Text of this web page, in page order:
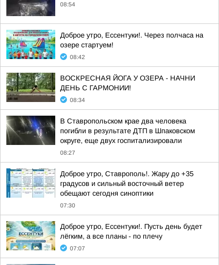
08:54
Доброе утро, Ессентуки!. Через полчаса на
озере стартуем!
08:42
ВОСКРЕСНАЯ ЙОГА У ОЗЕРА - НАЧНИ
ДЕНЬ С ГАРМОНИИ!
08:34
В Ставропольском крае два человека
погибли в результате ДТП в Шпаковском
округе, еще двух госпитализировали
08:27
Доброе утро, Ставрополь!. Жару до +35
градусов и сильный восточный ветер
обещают сегодня синоптики
07:30
Доброе утро, Ессентуки!. Пусть день будет
лёгким, а все планы - по плечу
07:07